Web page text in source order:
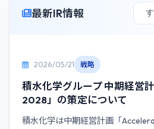
最新IR情報
2026/05/21 戦略
積水化学グループ 中期経営
2028」の策定について
積水化学は中期経営計画「